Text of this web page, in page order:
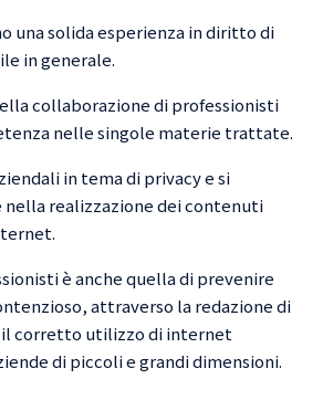
una solida esperienza in diritto di
in generale.
collaborazione di professionisti
nelle singole materie trattate.
in tema di privacy e si
nella realizzazione dei contenuti
è anche quella di prevenire
attraverso la redazione di
corretto utilizzo di internet
di piccoli e grandi dimensioni.
Diffamazioni a mezzo
stampa, facebook e
genere
(bullismo,
cyberbullismo, reati
connessi)
Reati speciali legati
all’utilizzo dei social
network